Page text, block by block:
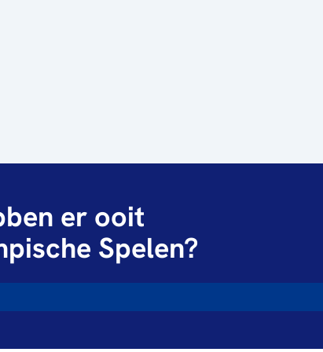
er ooit
Spelen?